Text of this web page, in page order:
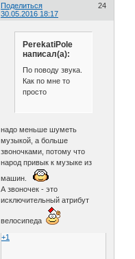
Поделиться
24
30.05.2016 18:17
PerekatiPole
написал(а):
По поводу звука.
Как по мне то
просто
надо меньше шуметь
музыкой, а больше
звоночками, потому что
народ привык к музыке из
машин.
А звоночек - это
исключительный атрибут
велосипеда
+1